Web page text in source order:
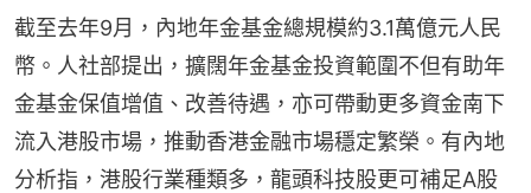
截至去年9月，內地年金基金總規模約3.1萬億元人民
幣。人社部提出，擴闊年金基金投資範圍不但有助年
金基金保值增值、改善待遇，亦可帶動更多資金南下
流入港股市場，推動香港金融市場穩定繁榮。有內地
分析指，港股行業種類多，龍頭科技股更可補足A股